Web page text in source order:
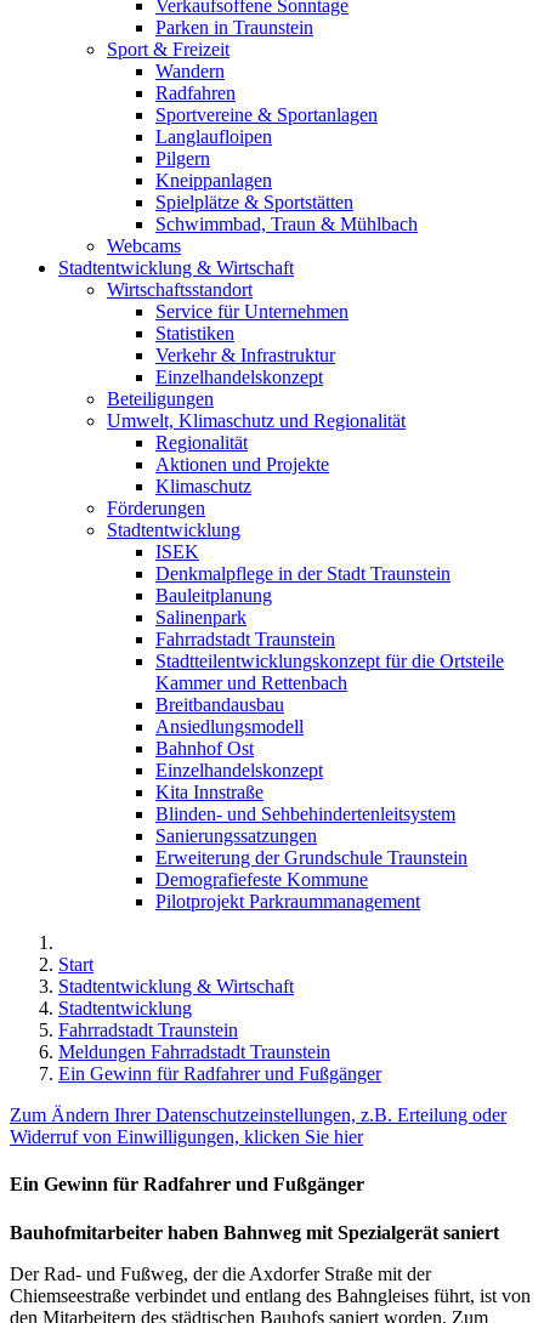
Verkaufsoffene Sonntage
Parken in Traunstein
Sport & Freizeit
Wandern
Radfahren
Sportvereine & Sportanlagen
Langlaufloipen
Pilgern
Kneippanlagen
Spielplätze & Sportstätten
Schwimmbad, Traun & Mühlbach
Webcams
Stadtentwicklung & Wirtschaft
Wirtschaftsstandort
Service für Unternehmen
Statistiken
Verkehr & Infrastruktur
Einzelhandelskonzept
Beteiligungen
Umwelt, Klimaschutz und Regionalität
Regionalität
Aktionen und Projekte
Klimaschutz
Förderungen
Stadtentwicklung
ISEK
Denkmalpflege in der Stadt Traunstein
Bauleitplanung
Salinenpark
Fahrradstadt Traunstein
Stadtteilentwicklungskonzept für die Ortsteile
Kammer und Rettenbach
Breitbandausbau
Ansiedlungsmodell
Bahnhof Ost
Einzelhandelskonzept
Kita Innstraße
Blinden- und Sehbehindertenleitsystem
Sanierungssatzungen
Erweiterung der Grundschule Traunstein
Demografiefeste Kommune
Pilotprojekt Parkraummanagement
Start
Stadtentwicklung & Wirtschaft
Stadtentwicklung
Fahrradstadt Traunstein
Meldungen Fahrradstadt Traunstein
Ein Gewinn für Radfahrer und Fußgänger
Zum Ändern Ihrer Datenschutzeinstellungen, z.B. Erteilung oder
Widerruf von Einwilligungen, klicken Sie hier
Ein Gewinn für Radfahrer und Fußgänger
Bauhofmitarbeiter haben Bahnweg mit Spezialgerät saniert
Der Rad- und Fußweg, der die Axdorfer Straße mit der
Chiemseestraße verbindet und entlang des Bahngleises führt, ist von
den Mitarbeitern des städtischen Bauhofs saniert worden. Zum